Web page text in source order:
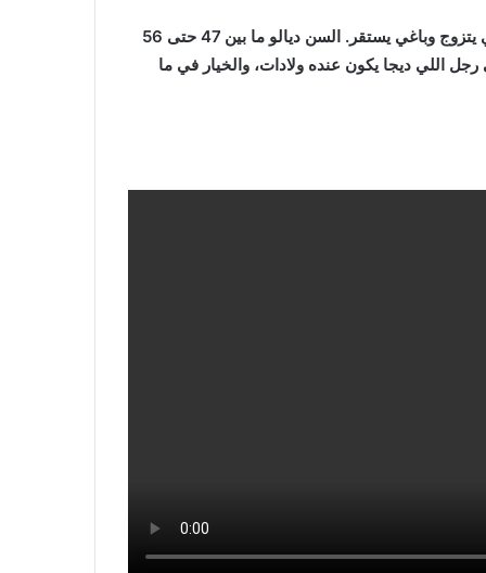
كنتمنا من هذا المنبر نلقى شي ولد الناس اللي هو معقول، وباغي يتزوج وباغي يستقر. السن ديالو ما بين 47 حتى 56
اللي ديجا يكون عنده ولادات، والخيار في ما